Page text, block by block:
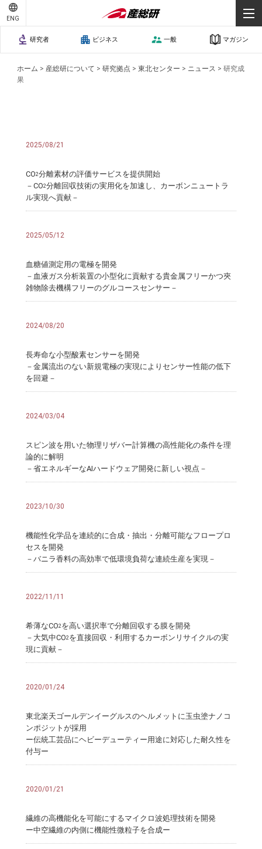
ENG
研究者 ビジネス 一般 マガジン
ホーム > 産総研について >研究拠点 >東北センター > ニュース >研究成
果
2025/08/21
CO2分離素材の評価サービスを提供開始
－CO2分離回収技術の実用化を加速し、カーボンニュートラ
ル実現へ貢献－
2025/05/12
血糖値測定用の電極を開発
－血液ガス分析装置の小型化に貢献する貴金属フリーかつ夾
雑物除去機構フリーのグルコースセンサー－
2024/08/20
長寿命な小型酸素センサーを開発
－金属流出のない新規電極の実現によりセンサー性能の低下
を回避－
2024/03/04
スピン波を用いた物理リザバー計算機の高性能化の条件を理
論的に解明
－省エネルギーなAIハードウェア開発に新しい視点－
2023/10/30
機能性化学品を連続的に合成・抽出・分離可能なフロープロ
セスを開発
－バニラ香料の高効率で低環境負荷な連続生産を実現－
2022/11/11
希薄なCO2を高い選択率で分離回収する膜を開発
－大気中CO2を直接回収・利用するカーボンリサイクルの実
現に貢献－
2020/01/24
東北楽天ゴールデンイーグルスのヘルメットに玉虫塗ナノコ
ンポジットが採用
ー伝統工芸品にヘビーデューティー用途に対応した耐久性を
付与ー
2020/01/21
繊維の高機能化を可能にするマイクロ波処理技術を開発
ー中空繊維の内側に機能性微粒子を合成ー